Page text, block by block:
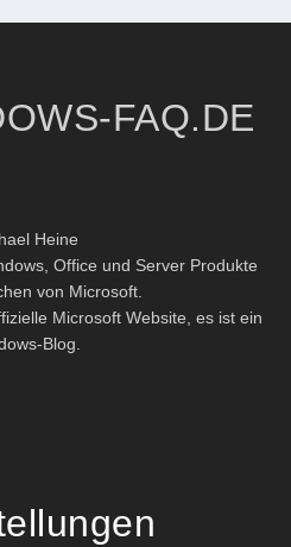
FAQ.DE
Heine
Office und Server Produkte
von Microsoft.
Microsoft Website, es ist ein
Blog.